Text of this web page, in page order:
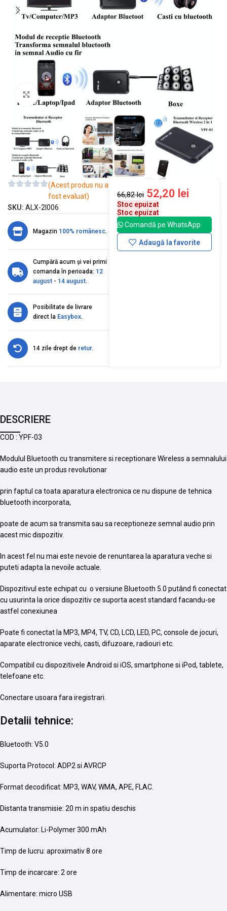
Mărește imaginea
(Acest produs nu a
fost evaluat)
SKU: ALX-2I006
Magazin 100% românesc.
Cumpără acum și vei primi
comanda în perioada: 12
august - 14 august.
Posibilitate de livrare
direct la Easybox.
14 zile drept de retur.
66,82lei 52,20 lei
Stoc epuizat
Stoc epuizat
Comandă pe WhatsApp
Adaugă la favorite
DESCRIERE
COD : YPF-03
Modulul Bluetooth cu transmitere si receptionare Wireless a semnalului
audio este un produs revolutionar
prin faptul ca toata aparatura electronica ce nu dispune de tehnica
bluetooth incorporata,
poate de acum sa transmita sau sa receptioneze semnal audio prin
acest mic dispozitiv.
In acest fel nu mai este nevoie de renuntarea la aparatura veche si
puteti adapta la nevoile actuale.
Dispozitivul este echipat cu o versiune Bluetooth 5.0 putând fi conectat
cu usurinta la orice dispozitiv ce suporta acest standard facandu-se
astfel conexiunea
Poate fi conectat la MP3, MP4, TV, CD, LCD, LED, PC, console de jocuri,
aparate electronice vechi, casti, difuzoare, radiouri etc.
Compatibil cu dispozitivele Android si iOS, smartphone si iPod, tablete,
telefoane etc.
Conectare usoara fara iregistrari.
Detalii tehnice:
Bluetooth: V5.0
Suporta Protocol: ADP2 si AVRCP
Format decodificat: MP3, WAV, WMA, APE, FLAC.
Distanta transmisie: 20 m in spatiu deschis
Acumulator: Li-Polymer 300 mAh
Timp de lucru: aproximativ 8 ore
Timp de incarcare: 2 ore
Alimentare: micro USB